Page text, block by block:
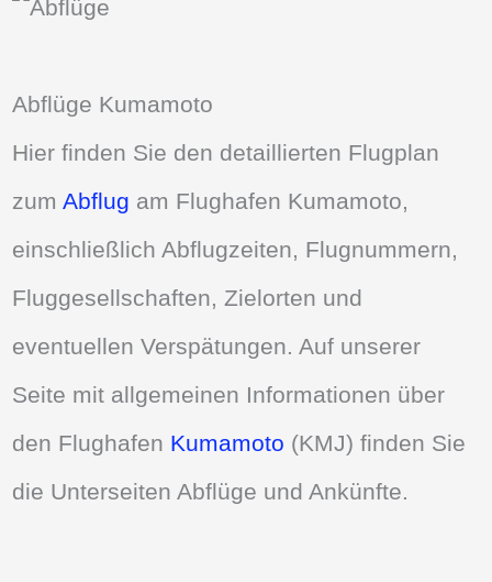
Abflüge Kumamoto
Hier finden Sie den detaillierten Flugplan
zumAbflug am Flughafen Kumamoto,
einschließlich Abflugzeiten, Flugnummern,
Fluggesellschaften, Zielorten und
eventuellen Verspätungen. Auf unserer
Seite mit allgemeinen Informationen über
den Flughafen Kumamoto (KMJ) finden Sie
die Unterseiten Abflüge und Ankünfte.